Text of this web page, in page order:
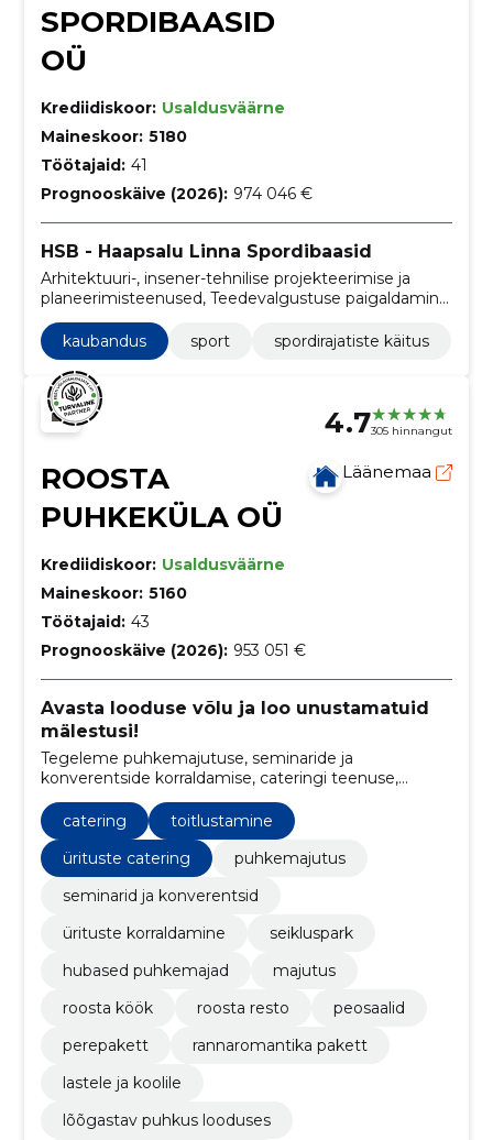
SPORDIBAASID
OÜ
Krediidiskoor: Usaldusväärne
Maineskoor: 5180
Töötajaid: 41
Prognooskäive (2026): 974 046 €
HSB - Haapsalu Linna Spordibaasid
Arhitektuuri-, insener-tehnilise projekteerimise ja
planeerimisteenused, Teedevalgustuse paigaldamine,
Spordirajatiste ehitustööd, Spordisaalide ehitustööd,
Paviljonide ehitustööd, Spordiväljakute
pinnakattetööd, Välialade varustus, kaubandus, sport
kaubandus sport spordirajatiste käitus
4.7305 hinnangut
ROOSTA
PUHKEKÜLA OÜ
Läänemaa
Krediidiskoor: Usaldusväärne
Maineskoor: 5160
Töötajaid: 43
Prognooskäive (2026): 953 051 €
Avasta looduse võlu ja loo unustamatuid
mälestusi!
Tegeleme puhkemajutuse, seminaride ja
konverentside korraldamise, cateringi teenuse,
laagrite ja praktikaprogrammide pakkumisega
catering
toitlustamine
ürituste catering
puhkemajutus
seminarid ja konverentsid
ürituste korraldamine
seikluspark
hubased puhkemajad
majutus
roosta köök
roosta resto
peosaalid
perepakett
rannaromantika pakett
lastele ja koolile
lõõgastav puhkus looduses